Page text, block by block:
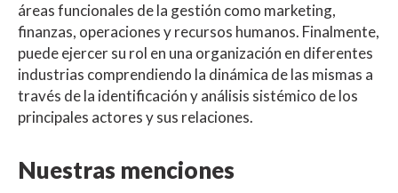
áreas funcionales de la gestión como marketing,
finanzas, operaciones y recursos humanos. Finalmente,
puede ejercer su rol en una organización en diferentes
industrias comprendiendo la dinámica de las mismas a
través de la identificación y análisis sistémico de los
principales actores y sus relaciones.
Nuestras menciones